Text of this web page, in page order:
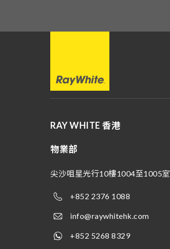
RAY WHITE 香港
物業部
尖沙咀星光行10樓1004至1005室
+852 2376 1088
info@raywhitehk.com
+852 5268 8329